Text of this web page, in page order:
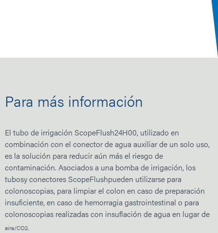
Para más información
El tubo de irrigación ScopeFlush24H00, utilizado en
combinación con el conector de agua auxiliar de un solo uso,
es la solución para reducir aún más el riesgo de
contaminación. Asociados a una bomba de irrigación, los
tubosy conectores ScopeFlushpueden utilizarse para
colonoscopias, para limpiar el colon en caso de preparación
insuficiente, en caso de hemorragia gastrointestinal o para
colonoscopias realizadas con insuflación de agua en lugar de
aire/CO2.